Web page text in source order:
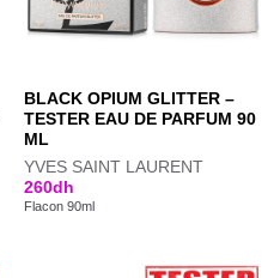
BLACK OPIUM GLITTER –
TESTER EAU DE PARFUM 90
ML
YVES SAINT LAURENT
260dh
Flacon 90ml